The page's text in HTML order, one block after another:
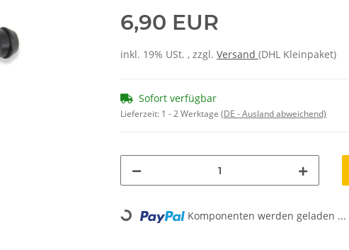
6,90 EUR
inkl. 19% USt. , zzgl. Versand (DHL Kleinpaket)
Sofort verfügbar
Lieferzeit: 1 - 2 Werktage (DE - Ausland abweichend)
Loading... Komponenten werden geladen ...